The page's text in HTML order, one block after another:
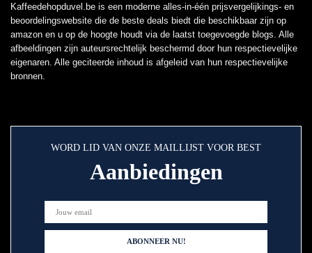
Kaffeedehopduvel.be is een moderne alles-in-één prijsvergelijkings- en
beoordelingswebsite die de beste deals biedt die beschikbaar zijn op
amazon en u op de hoogte houdt via de laatst toegevoegde blogs. Alle
afbeeldingen zijn auteursrechtelijk beschermd door hun respectievelijke
eigenaren. Alle geciteerde inhoud is afgeleid van hun respectievelijke
bronnen.
WORD LID VAN ONZE MAILLIJST VOOR BEST
Aanbiedingen